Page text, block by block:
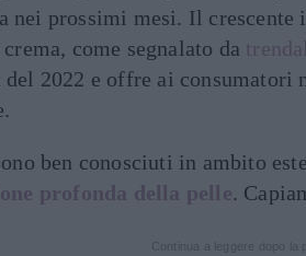
nei prossimi mesi. Il crescente
come segnalato da
del 2022 e offre ai consumatori
ben conosciuti in ambito
profonda della pelle.